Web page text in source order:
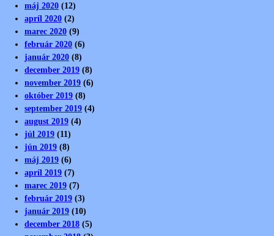
máj 2020 (12)
apríl 2020 (2)
marec 2020 (9)
február 2020 (6)
január 2020 (8)
december 2019 (8)
november 2019 (6)
október 2019 (8)
september 2019 (4)
august 2019 (4)
júl 2019 (11)
jún 2019 (8)
máj 2019 (6)
apríl 2019 (7)
marec 2019 (7)
február 2019 (3)
január 2019 (10)
december 2018 (5)